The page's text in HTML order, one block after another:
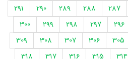
287
288
289
290
291
296
297
298
299
300
305
306
307
308
309
314
315
316
317
318